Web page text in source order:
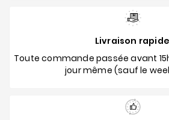
Livraison rapide
Toute commande passée avant
jour même (sauf le